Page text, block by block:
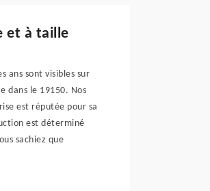
et à taille
ans sont visibles sur
dans le 19150. Nos
est réputée pour sa
est déterminé
sachiez que